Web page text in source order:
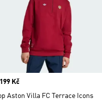
Kč
Aston Villa FC Terrace Icons